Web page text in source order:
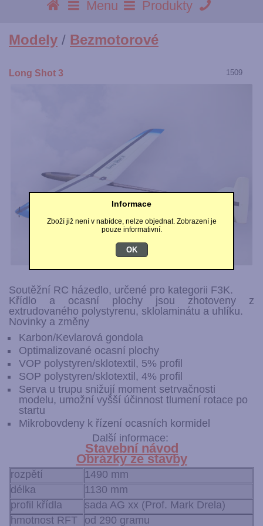
Menu Produkty
Modely / Bezmotorové
Long Shot 3 1509
Soutěžní RC házedlo, určené pro kategorii F3K.
Křídlo a ocasní plochy jsou zhotoveny z
extrudovaného polystyrenu, sklolaminátu a uhlíku.
Novinky a změny
Karbon/Kevlarová gondola
Optimalizované ocasní plochy
VOP polystyren/sklotextil, 5% profil
SOP polystyren/sklotextil, 4% profil
Serva u trupu snižují moment setrvačnosti
modelu, umožní vyšší účinnost tlumení rotace po
startu
Mikrobovdeny k řízení ocasních kormidel
Další informace:
Stavební návod
Obrázky ze stavby
rozpětí
1490 mm
délka
1130 mm
profil křídla
sada AG xx (Prof. Mark Drela)
hmotnost RFT
od 290 gramu
Informace
Zboží již není v nabídce, nelze objednat. Zobrazení je
pouze informativní.